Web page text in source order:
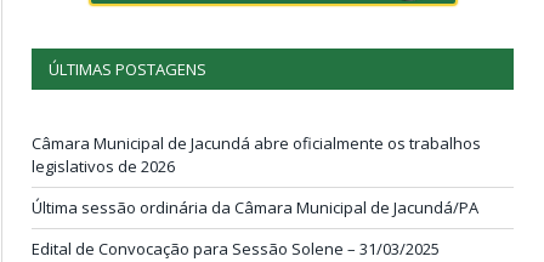
ÚLTIMAS POSTAGENS
Câmara Municipal de Jacundá abre oficialmente os trabalhos
legislativos de 2026
Última sessão ordinária da Câmara Municipal de Jacundá/PA
Edital de Convocação para Sessão Solene – 31/03/2025